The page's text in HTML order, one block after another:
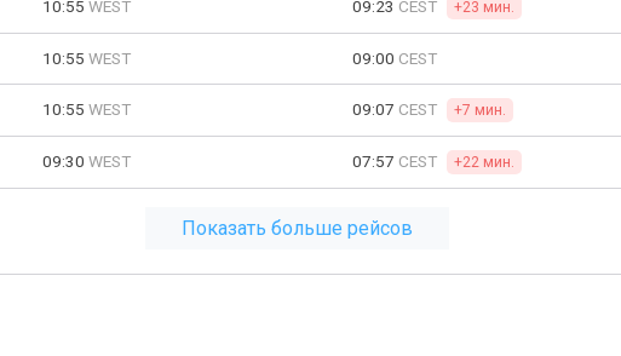
10:55 WEST 09:23 CEST +23 мин.
10:55 WEST 09:00 CEST
10:55 WEST 09:07 CEST +7 мин.
09:30 WEST 07:57 CEST +22 мин.
Показать больше рейсов